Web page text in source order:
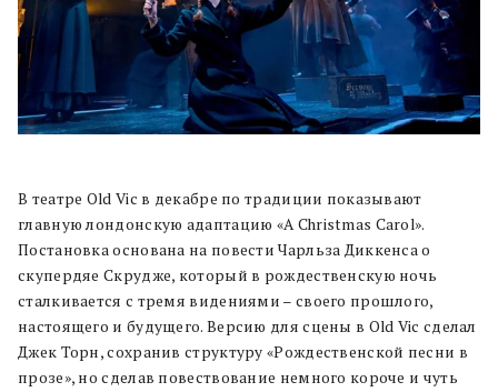
В театре Old Vic в декабре по традиции показывают
главную лондонскую адаптацию «A Christmas Carol».
Постановка основана на повести Чарльза Диккенса о
скупердяе Скрудже, который в рождественскую ночь
сталкивается с тремя видениями – своего прошлого,
настоящего и будущего. Версию для сцены в Old Vic сделал
Джек Торн, сохранив структуру «Рождественской песни в
прозе», но сделав повествование немного короче и чуть